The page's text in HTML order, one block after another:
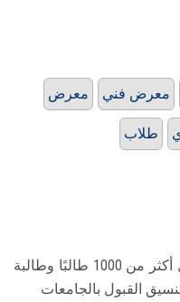
معرض معرض فني
طلاب
معامل التنسيق الإلكتروني تستقبل أكثر من 1000 طالبًا وطالبة
القبول بالجامعات